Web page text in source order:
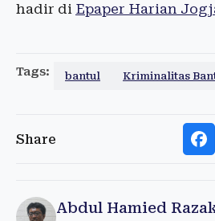
hadir di Epaper Harian
Tags: bantul Kriminalitas
Share
Abdul Hamied